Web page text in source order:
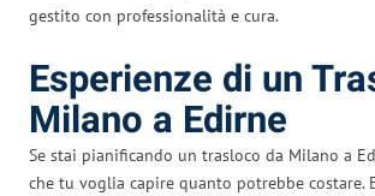
gestito con professionalità e cura.
Esperienze di un
Milano a Edirne
Se stai pianificando un trasloco da Milano a
che tu voglia capire quanto potrebbe costare.